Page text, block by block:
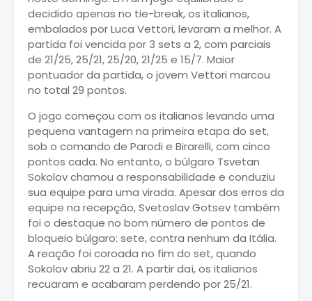
decidido apenas no tie-break, os italianos,
embalados por Luca Vettori, levaram a melhor. A
partida foi vencida por 3 sets a 2, com parciais
de 21/25, 25/21, 25/20, 21/25 e 15/7. Maior
pontuador da partida, o jovem Vettori marcou
no total 29 pontos.
O jogo começou com os italianos levando uma
pequena vantagem na primeira etapa do set,
sob o comando de Parodi e Birarelli, com cinco
pontos cada. No entanto, o búlgaro Tsvetan
Sokolov chamou a responsabilidade e conduziu
sua equipe para uma virada. Apesar dos erros da
equipe na recepção, Svetoslav Gotsev também
foi o destaque no bom número de pontos de
bloqueio búlgaro: sete, contra nenhum da Itália.
A reação foi coroada no fim do set, quando
Sokolov abriu 22 a 21. A partir daí, os italianos
recuaram e acabaram perdendo por 25/21.